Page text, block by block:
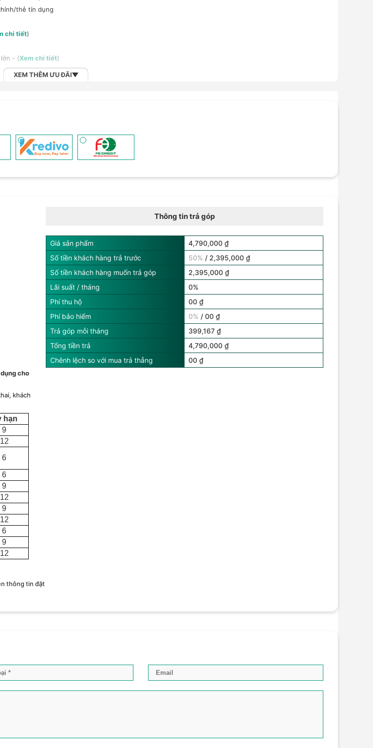
thẻ tín dụng
chi tiết)
- (Xem chi tiết)
XEM THÊM ƯU ĐÃI
cho
khách
hạn
9
12
6
6
9
12
9
12
6
9
12
thông tin đặt
Thông tin trả góp
Giá sản phẩm
4,790,000 ₫
Số tiền khách hàng trả trước
50% / 2,395,000 ₫
Số tiền khách hàng muốn trả góp
2,395,000 ₫
Lãi suất / tháng
0%
Phí thu hộ
00 ₫
Phí bảo hiểm
0% / 00 ₫
Trả góp mỗi tháng
399,167 ₫
Tổng tiền trả
4,790,000 ₫
Chênh lệch so với mua trả thẳng
00 ₫